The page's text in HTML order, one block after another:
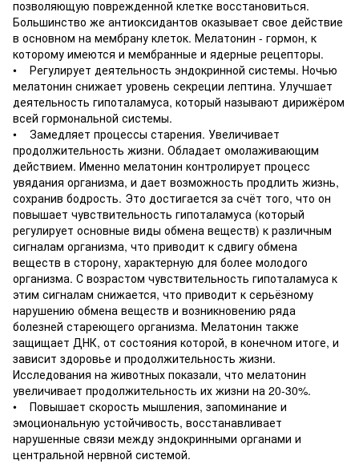
позволяющую поврежденной клетке восстановиться.
Большинство же антиоксидантов оказывает свое действие
в основном на мембрану клеток. Мелатонин - гормон, к
которому имеются и мембранные и ядерные рецепторы.
• Регулирует деятельность эндокринной системы. Ночью
мелатонин снижает уровень секреции лептина. Улучшает
деятельность гипоталамуса, который называют дирижёром
всей гормональной системы.
• Замедляет процессы старения. Увеличивает
продолжительность жизни. Обладает омолаживающим
действием. Именно мелатонин контролирует процесс
увядания организма, и дает возможность продлить жизнь,
сохранив бодрость. Это достигается за счёт того, что он
повышает чувствительность гипоталамуса (который
регулирует основные виды обмена веществ) к различным
сигналам организма, что приводит к сдвигу обмена
веществ в сторону, характерную для более молодого
организма. С возрастом чувствительность гипоталамуса к
этим сигналам снижается, что приводит к серьёзному
нарушению обмена веществ и возникновению ряда
болезней стареющего организма. Мелатонин также
защищает ДНК, от состояния которой, в конечном итоге, и
зависит здоровье и продолжительность жизни.
Исследования на животных показали, что мелатонин
увеличивает продолжительность их жизни на 20-30%.
• Повышает скорость мышления, запоминание и
эмоциональную устойчивость, восстанавливает
нарушенные связи между эндокринными органами и
центральной нервной системой.